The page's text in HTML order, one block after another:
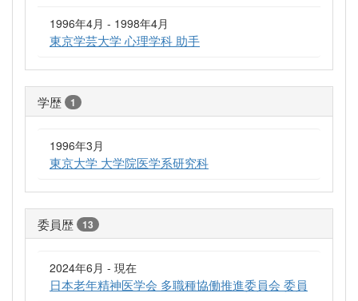
1996年4月 - 1998年4月
東京学芸大学 心理学科 助手
学歴 1
1996年3月
東京大学 大学院医学系研究科
委員歴 13
2024年6月 - 現在
日本老年精神医学会 多職種協働推進委員会 委員